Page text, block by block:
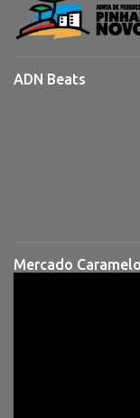
ADN Beats
Mercado Caramelo